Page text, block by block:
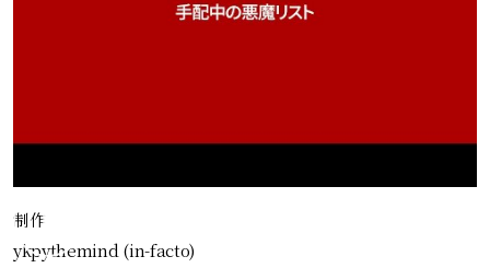
制作
ykpythemind (in-facto)